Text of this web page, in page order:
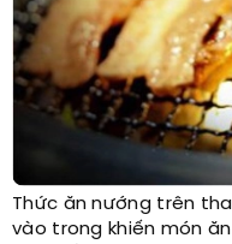
Thức ăn nướng trên
vào trong khiến món